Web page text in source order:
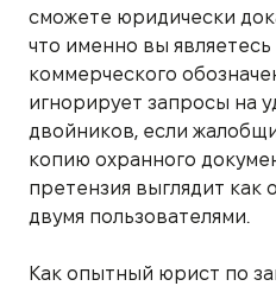
сможете юридически
что именно вы
коммерческого
игнорирует запросы на
двойников, если
копию охранного
претензия выглядит
двумя пользователями.
Как опытный юрист по